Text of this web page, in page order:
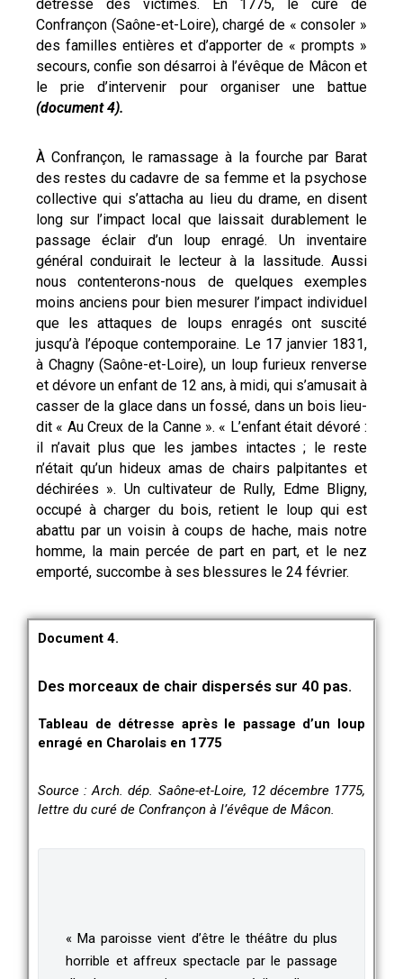
détresse des victimes. En 1775, le curé de
Confrançon (Saône-et-Loire), chargé de « consoler »
des familles entières et d’apporter de « prompts »
secours, confie son désarroi à l’évêque de Mâcon et
le prie d’intervenir pour organiser une battue
(document 4).
À Confrançon, le ramassage à la fourche par Barat
des restes du cadavre de sa femme et la psychose
collective qui s’attacha au lieu du drame, en disent
long sur l’impact local que laissait durablement le
passage éclair d’un loup enragé. Un inventaire
général conduirait le lecteur à la lassitude. Aussi
nous contenterons-nous de quelques exemples
moins anciens pour bien mesurer l’impact individuel
que les attaques de loups enragés ont suscité
jusqu’à l’époque contemporaine. Le 17 janvier 1831,
à Chagny (Saône-et-Loire), un loup furieux renverse
et dévore un enfant de 12 ans, à midi, qui s’amusait à
casser de la glace dans un fossé, dans un bois lieu-
dit « Au Creux de la Canne ». « L’enfant était dévoré :
il n’avait plus que les jambes intactes ; le reste
n’était qu’un hideux amas de chairs palpitantes et
déchirées ». Un cultivateur de Rully, Edme Bligny,
occupé à charger du bois, retient le loup qui est
abattu par un voisin à coups de hache, mais notre
homme, la main percée de part en part, et le nez
emporté, succombe à ses blessures le 24 février.
Document 4.
Des morceaux de chair dispersés sur 40 pas.
Tableau de détresse après le passage d’un loup
enragé en Charolais en 1775
Source : Arch. dép. Saône-et-Loire, 12 décembre 1775,
lettre du curé de Confrançon à l’évêque de Mâcon.
« Ma paroisse vient d’être le théâtre du plus
horrible et affreux spectacle par le passage